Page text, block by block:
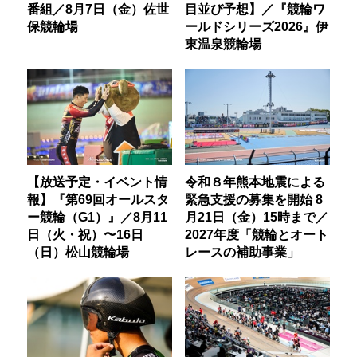
番組／8月7日（金）佐世
保競輪場
目並び予想】／『競輪ワ
ールドシリーズ2026』伊
東温泉競輪場
【放送予定・イベント情
報】『第69回オールスタ
ー競輪（G1）』／8月11
日（火・祝）〜16日
（日）松山競輪場
令和８年熊本地震による
緊急支援の募集を開始 8
月21日（金）15時まで／
2027年度「競輪とオート
レースの補助事業」